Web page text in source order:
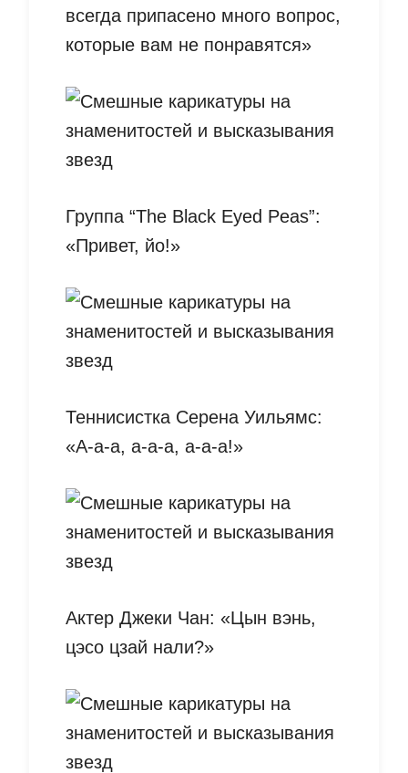
всегда припасено много вопрос,
которые вам не понравятся»
Группа “The Black Eyed Peas”:
«Привет, йо!»
Теннисистка Серена Уильямс:
«А-а-а, а-а-а, а-а-а!»
Актер Джеки Чан: «Цын вэнь,
цэсо цзай нали?»